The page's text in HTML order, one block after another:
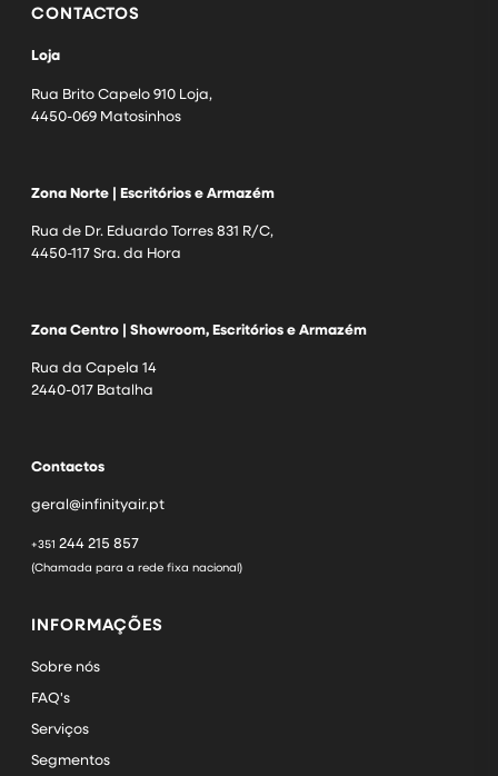
CONTACTOS
Loja
Rua Brito Capelo 910 Loja,
4450-069 Matosinhos
Zona Norte | Escritórios e Armazém
Rua de Dr. Eduardo Torres 831 R/C,
4450-117 Sra. da Hora
Zona Centro | Showroom, Escritórios e Armazém
Rua da Capela 14
2440-017 Batalha
Contactos
geral@infinityair.pt
+351 244 215 857
(Chamada para a rede fixa nacional)
INFORMAÇÕES
Sobre nós
FAQ's
Serviços
Segmentos